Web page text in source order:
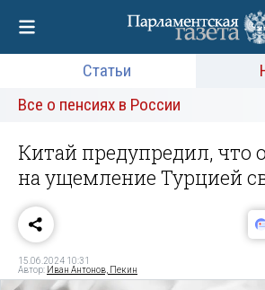
Статьи
Все о пенсиях в России
Китай предупредил, что
на ущемление Турцией
15.06.2024 10:31
Автор: Иван Антонов, Пекин